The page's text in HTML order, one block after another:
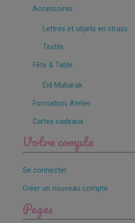
Accessoires
Lettres et objets en strass
Textile
Fête & Table
Eid Mubarak
Formation, Atelier
Cartes cadeaux
Votre compte
Se connecter
Créer un nouveau compte
Pages